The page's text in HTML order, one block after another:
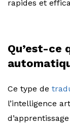
rapides et
Qu’est-ce
Ce type de
l’intelligence